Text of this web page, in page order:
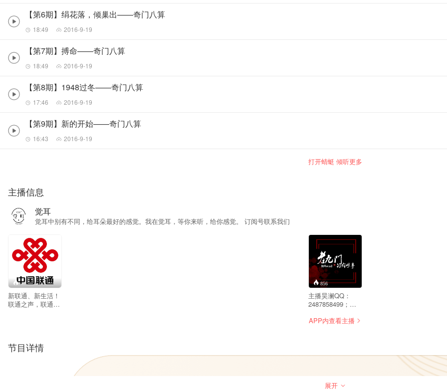
【第6期】绢花落，倾巢出——奇门八算
18:49 2016-9-19
【第7期】搏命——奇门八算
18:49 2016-9-19
【第8期】1948过冬——奇门八算
17:46 2016-9-19
【第9期】新的开始——奇门八算
16:43 2016-9-19
打开蜻蜓 倾听更多
主播信息
觉耳
觉耳中别有不同，给耳朵最好的感觉。我在觉耳，等你来听，给你感觉。 订阅号联系我们
--
新联通、新生活！
联通之声，联通你
856
主播昊澜QQ：
2487858499；微
疑解惑的互动：
苦等更新，好想知
门》的那些事。让
APP内查看主播
节目详情
展开